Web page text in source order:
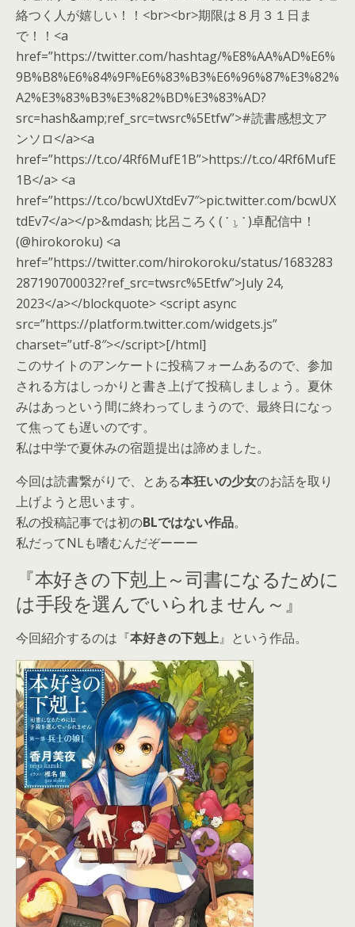
絡つく人が嬉しい！！<br><br>期限は８月３１日ま
で！！<a
href=”https://twitter.com/hashtag/%E8%AA%AD%E6%
9B%B8%E6%84%9F%E6%83%B3%E6%96%87%E3%82%
A2%E3%83%B3%E3%82%BD%E3%83%AD?
src=hash&amp;ref_src=twsrc%5Etfw”>#読書感想文ア
ンソロ</a><a
href=”https://t.co/4Rf6MufE1B”>https://t.co/4Rf6MufE
1B</a> <a
href=”https://t.co/bcwUXtdEv7″>pic.twitter.com/bcwUX
tdEv7</a></p>&mdash; 比呂ころく( ་ ⍸ ་ )卓配信中！
(@hirokoroku) <a
href=”https://twitter.com/hirokoroku/status/1683283
287190700032?ref_src=twsrc%5Etfw”>July 24,
2023</a></blockquote> <script async
src=”https://platform.twitter.com/widgets.js”
charset=”utf-8″></script>[/html]
このサイトのアンケートに投稿フォームあるので、参加
される方はしっかりと書き上げて投稿しましょう。夏休
みはあっという間に終わってしまうので、最終日になっ
て焦っても遅いのです。
私は中学で夏休みの宿題提出は諦めました。
今回は読書繋がりで、とある本狂いの少女のお話を取り
上げようと思います。
私の投稿記事では初のBLではない作品。
私だってNLも嗜むんだぞーーー
『本好きの下剋上～司書になるために
は手段を選んでいられません～』
今回紹介するのは『本好きの下剋上』という作品。